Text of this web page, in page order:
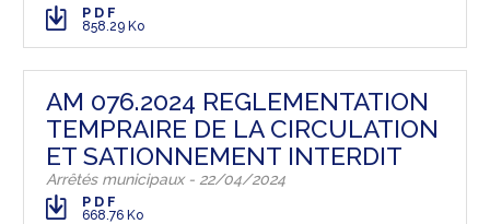
PDF
858.29 Ko
AM 076.2024 REGLEMENTATION
TEMPRAIRE DE LA CIRCULATION
ET SATIONNEMENT INTERDIT
Arrêtés municipaux - 22/04/2024
PDF
668.76 Ko